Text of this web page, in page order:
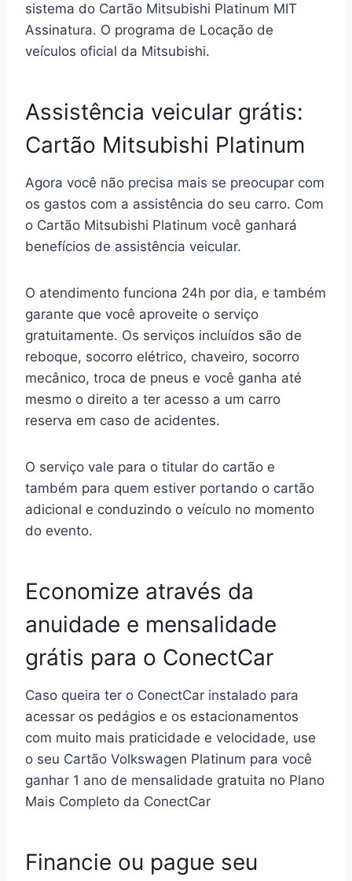
sistema do Cartão Mitsubishi Platinum MIT
Assinatura. O programa de Locação de
veículos oficial da Mitsubishi.
Assistência veicular grátis:
Cartão Mitsubishi Platinum
Agora você não precisa mais se preocupar com
os gastos com a assistência do seu carro. Com
o Cartão Mitsubishi Platinum você ganhará
benefícios de assistência veicular.
O atendimento funciona 24h por dia, e também
garante que você aproveite o serviço
gratuitamente. Os serviços incluídos são de
reboque, socorro elétrico, chaveiro, socorro
mecânico, troca de pneus e você ganha até
mesmo o direito a ter acesso a um carro
reserva em caso de acidentes.
O serviço vale para o titular do cartão e
também para quem estiver portando o cartão
adicional e conduzindo o veículo no momento
do evento.
Economize através da
anuidade e mensalidade
grátis para o ConectCar
Caso queira ter o ConectCar instalado para
acessar os pedágios e os estacionamentos
com muito mais praticidade e velocidade, use
o seu Cartão Volkswagen Platinum para você
ganhar 1 ano de mensalidade gratuita no Plano
Mais Completo da ConectCar
Financie ou pague seu